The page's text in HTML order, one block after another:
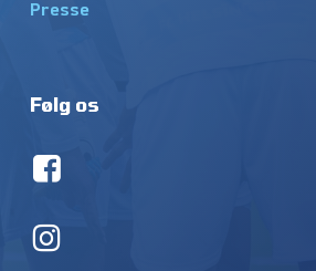
Presse
Følg os